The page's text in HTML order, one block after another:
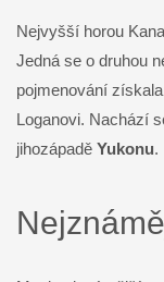
Nejvyšší horou
Jedná se o druhou
pojmenování
Loganovi. Nachází
jihozápadě Yukonu.